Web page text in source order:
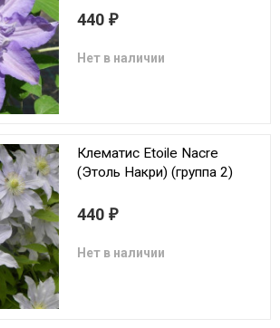
440 ₽
Нет в наличии
Клематис Etoile Nacre
(Этоль Накри) (группа 2)
440 ₽
Нет в наличии